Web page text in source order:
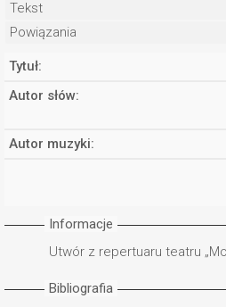
Tekst
Powiązania
Tytuł:
Autor słów:
Autor muzyki:
Informacje
Utwór z repertuaru teatru
Bibliografia